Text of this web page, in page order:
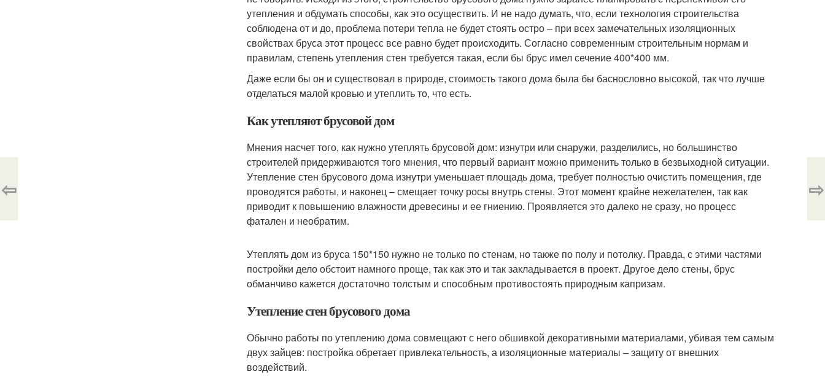
утепления и обдумать способы, как это осуществить. И не надо думать, что, если технология строительства
соблюдена от и до, проблема потери тепла не будет стоять остро – при всех замечательных изоляционных
свойствах бруса этот процесс все равно будет происходить. Согласно современным строительным нормам и
правилам, степень утепления стен требуется такая, если бы брус имел сечение 400*400 мм.
Даже если бы он и существовал в природе, стоимость такого дома была бы баснословно высокой, так что лучше
отделаться малой кровью и утеплить то, что есть.
Как утепляют брусовой дом
Мнения насчет того, как нужно утеплять брусовой дом: изнутри или снаружи, разделились, но большинство
строителей придерживаются того мнения, что первый вариант можно применить только в безвыходной ситуации.
Утепление стен брусового дома изнутри уменьшает площадь дома, требует полностью очистить помещения, где
проводятся работы, и наконец – смещает точку росы внутрь стены. Этот момент крайне нежелателен, так как
приводит к повышению влажности древесины и ее гниению. Проявляется это далеко не сразу, но процесс
фатален и необратим.
Утеплять дом из бруса 150*150 нужно не только по стенам, но также по полу и потолку. Правда, с этими частями
постройки дело обстоит намного проще, так как это и так закладывается в проект. Другое дело стены, брус
обманчиво кажется достаточно толстым и способным противостоять природным капризам.
Утепление стен брусового дома
Обычно работы по утеплению дома совмещают с него обшивкой декоративными материалами, убивая тем самым
двух зайцев: постройка обретает привлекательность, а изоляционные материалы – защиту от внешних
воздействий.
⇦ ⇨